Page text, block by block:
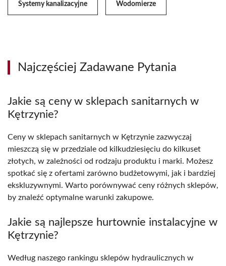
Systemy kanalizacyjne Wodomierze
Najczęściej Zadawane Pytania
Jakie są ceny w sklepach sanitarnych w
Kętrzynie?
Ceny w sklepach sanitarnych w Kętrzynie zazwyczaj
mieszczą się w przedziale od kilkudziesięciu do kilkuset
złotych, w zależności od rodzaju produktu i marki. Możesz
spotkać się z ofertami zarówno budżetowymi, jak i bardziej
ekskluzywnymi. Warto porównywać ceny różnych sklepów,
by znaleźć optymalne warunki zakupowe.
Jakie są najlepsze hurtownie instalacyjne w
Kętrzynie?
Według naszego rankingu sklepów hydraulicznych w